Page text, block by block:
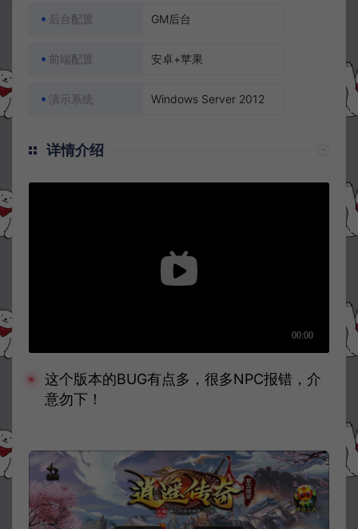
后台配置 GM后台
前端配置 安卓+苹果
演示系统 Windows Server 2012
详情介绍
这个版本的BUG有点多，很多NPC报错，介
意勿下！